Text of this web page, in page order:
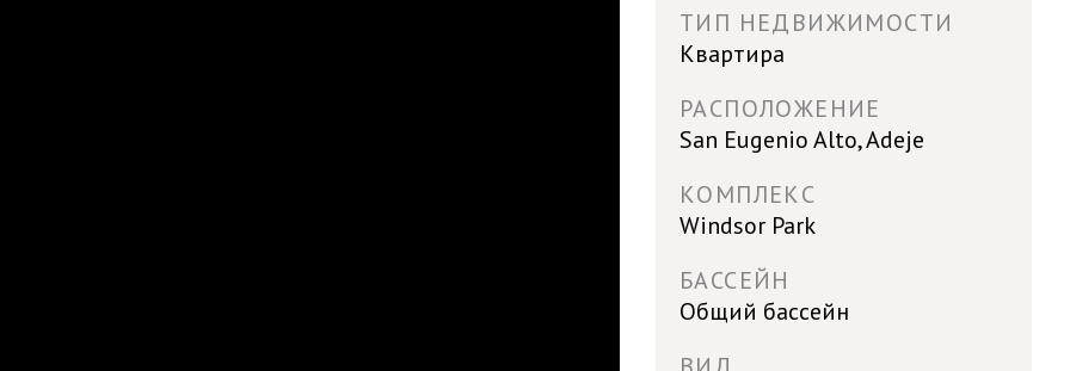
ТИП НЕДВИЖИМОСТИ
Квартира
РАСПОЛОЖЕНИЕ
San Eugenio Alto, Adeje
КОМПЛЕКС
Windsor Park
БАССЕЙН
Общий бассейн